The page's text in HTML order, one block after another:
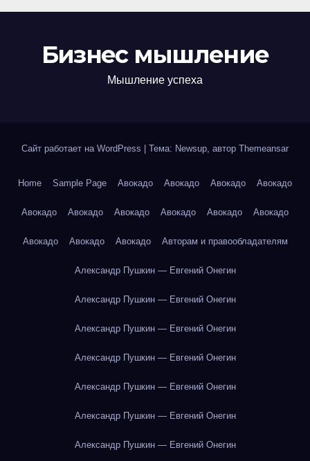
Бизнес мышление
Мышление успеха
Сайт работает на WordPress Тема: Newsup, автор Themeansar
Home Sample Page Авокадо Авокадо Авокадо Авокадо
Авокадо Авокадо Авокадо Авокадо Авокадо Авокадо
Авокадо Авокадо Авокадо Авторам и правообладателям
Александр Пушкин — Евгений Онегин
Александр Пушкин — Евгений Онегин
Александр Пушкин — Евгений Онегин
Александр Пушкин — Евгений Онегин
Александр Пушкин — Евгений Онегин
Александр Пушкин — Евгений Онегин
Александр Пушкин — Евгений Онегин